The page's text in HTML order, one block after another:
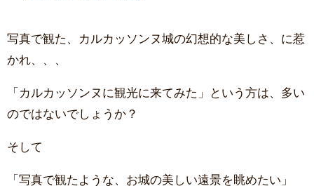
写真で観た、カルカッソンヌ城の幻想的な美しさ、に惹
かれ、、、
「カルカッソンヌに観光に来てみた」という方は、多い
のではないでしょうか？
そして
「写真で観たような、お城の美しい遠景を眺めたい」